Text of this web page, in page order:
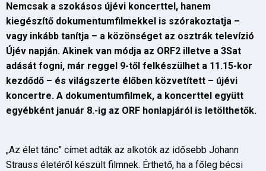
Nemcsak a szokásos újévi koncerttel, hanem
kiegészítő dokumentumfilmekkel is szórakoztatja –
vagy inkább tanítja – a közönséget az osztrák televízió
Újév napján. Akinek van módja az ORF2 illetve a 3Sat
adását fogni, már reggel 9-től felkészülhet a 11.15-kor
kezdődő – és világszerte élőben közvetített – újévi
koncertre. A dokumentumfilmek, a koncerttel együtt
egyébként január 8.-ig az ORF honlapjáról is letölthetők.
„Az élet tánc” címet adták az alkotók az idősebb Johann
Strauss életéről készült filmnek. Érthető, ha a főleg bécsi